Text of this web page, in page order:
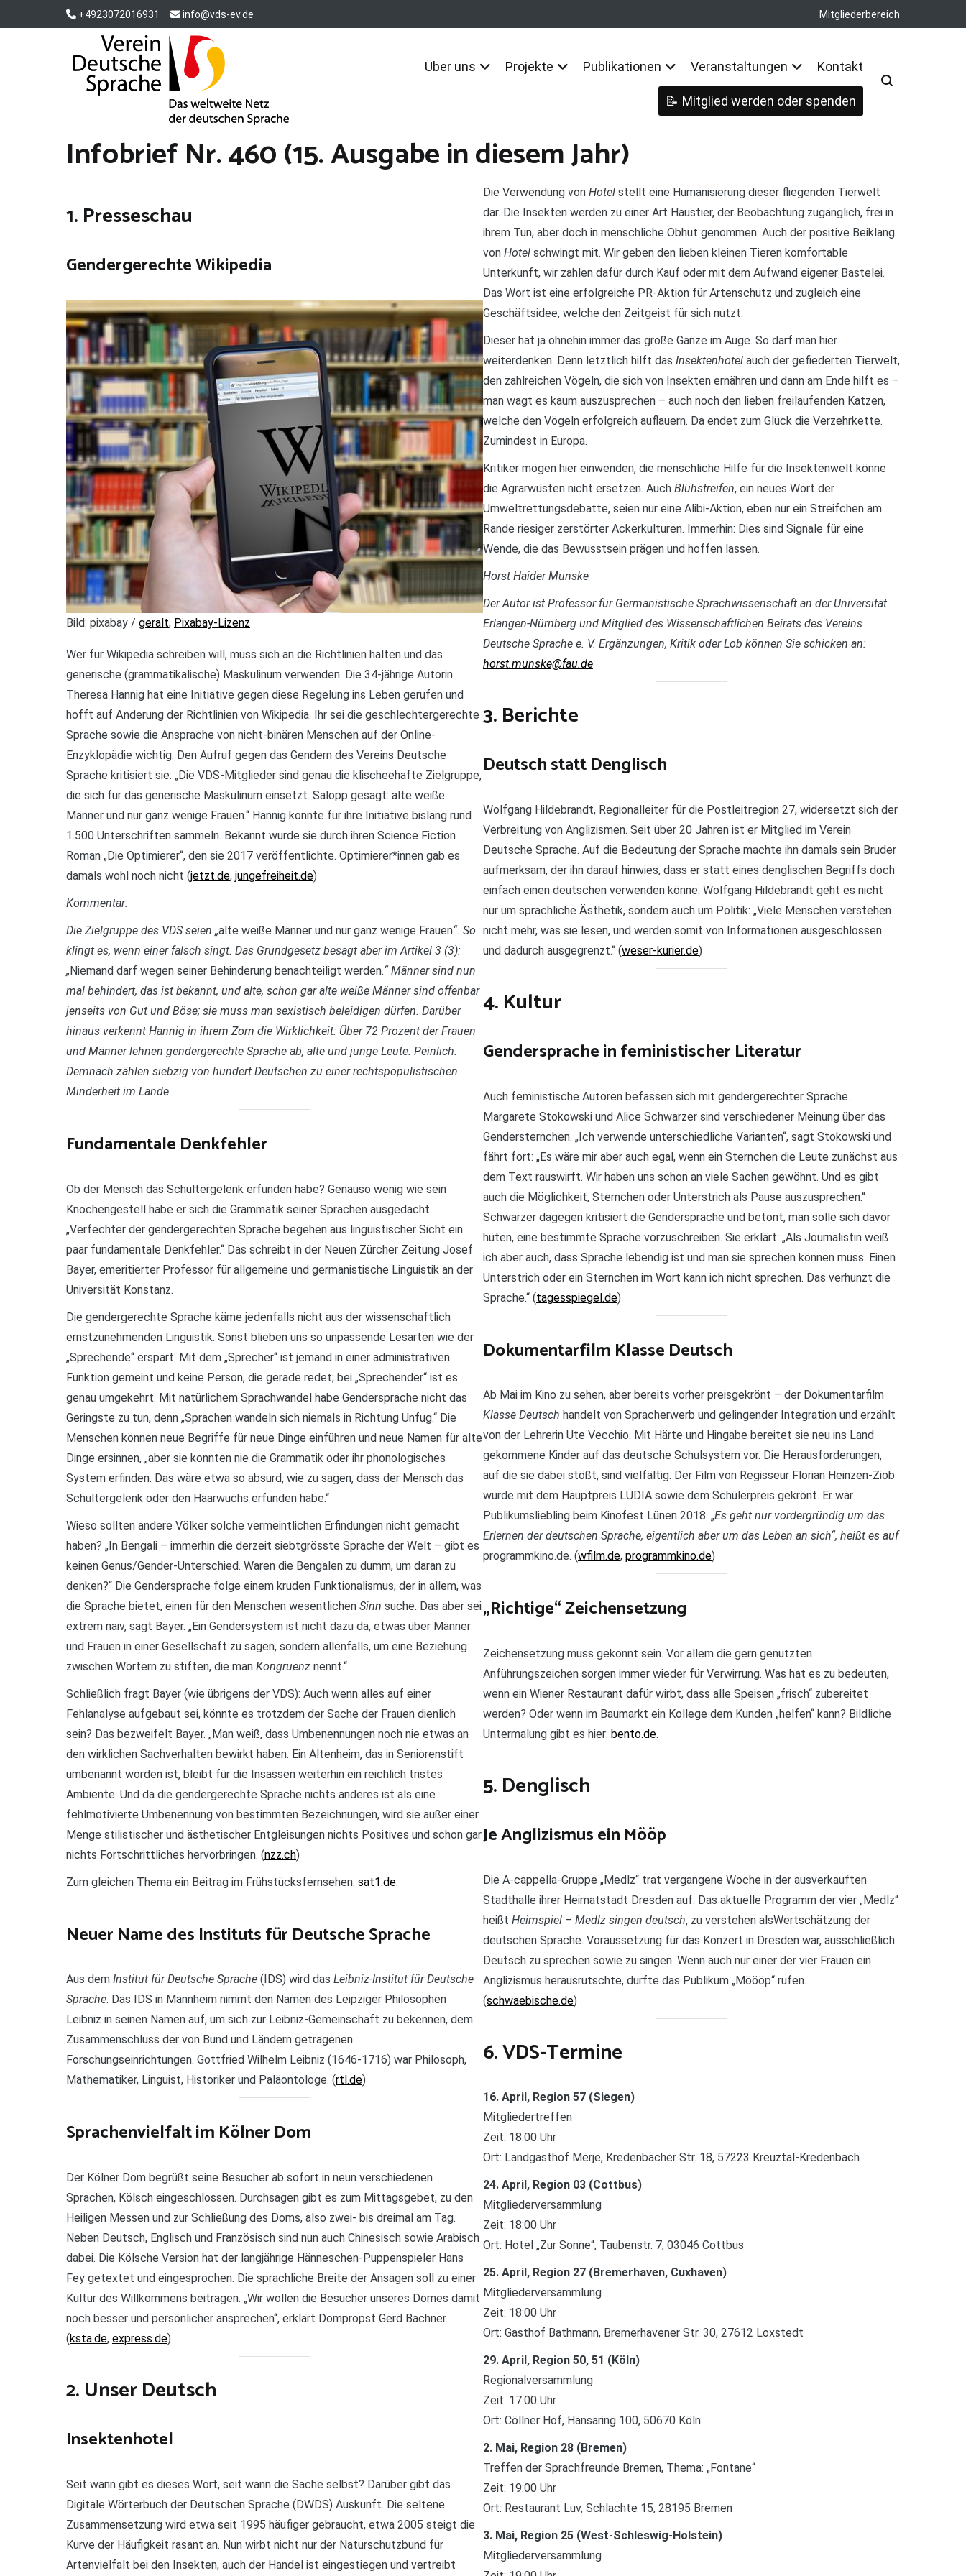
+4923072016931 info@vds-ev.de Mitgliederbereich
Verein Deutsche Sprache e. V.
Über uns Projekte Publikationen Veranstaltungen Kontakt
Mitglied werden oder spenden
Infobrief Nr. 460 (15. Ausgabe in diesem Jahr)
1. Presseschau
Gendergerechte Wikipedia
Bild: pixabay / geralt, Pixabay-Lizenz
Wer für Wikipedia schreiben will, muss sich an die Richtlinien halten und das
generische (grammatikalische) Maskulinum verwenden. Die 34-jährige Autorin
Theresa Hannig hat eine Initiative gegen diese Regelung ins Leben gerufen und
hofft auf Änderung der Richtlinien von Wikipedia. Ihr sei die geschlechtergerechte
Sprache sowie die Ansprache von nicht-binären Menschen auf der Online-
Enzyklopädie wichtig. Den Aufruf gegen das Gendern des Vereins Deutsche
Sprache kritisiert sie: „Die VDS-Mitglieder sind genau die klischeehafte Zielgruppe,
die sich für das generische Maskulinum einsetzt. Salopp gesagt: alte weiße
Männer und nur ganz wenige Frauen.“ Hannig konnte für ihre Initiative bislang rund
1.500 Unterschriften sammeln. Bekannt wurde sie durch ihren Science Fiction
Roman „Die Optimierer“, den sie 2017 veröffentlichte. Optimierer*innen gab es
damals wohl noch nicht (jetzt.de, jungefreiheit.de)
Kommentar:
Die Zielgruppe des VDS seien „alte weiße Männer und nur ganz wenige Frauen“. So
klingt es, wenn einer falsch singt. Das Grundgesetz besagt aber im Artikel 3 (3):
„Niemand darf wegen seiner Behinderung benachteiligt werden.“ Männer sind nun
mal behindert, das ist bekannt, und alte, schon gar alte weiße Männer sind offenbar
jenseits von Gut und Böse; sie muss man sexistisch beleidigen dürfen. Darüber
hinaus verkennt Hannig in ihrem Zorn die Wirklichkeit: Über 72 Prozent der Frauen
und Männer lehnen gendergerechte Sprache ab, alte und junge Leute. Peinlich.
Demnach zählen siebzig von hundert Deutschen zu einer rechtspopulistischen
Minderheit im Lande.
Fundamentale Denkfehler
Ob der Mensch das Schultergelenk erfunden habe? Genauso wenig wie sein
Knochengestell habe er sich die Grammatik seiner Sprachen ausgedacht.
„Verfechter der gendergerechten Sprache begehen aus linguistischer Sicht ein
paar fundamentale Denkfehler.“ Das schreibt in der Neuen Zürcher Zeitung Josef
Bayer, emeritierter Professor für allgemeine und germanistische Linguistik an der
Universität Konstanz.
Die gendergerechte Sprache käme jedenfalls nicht aus der wissenschaftlich
ernstzunehmenden Linguistik. Sonst blieben uns so unpassende Lesarten wie der
„Sprechende“ erspart. Mit dem „Sprecher“ ist jemand in einer administrativen
Funktion gemeint und keine Person, die gerade redet; bei „Sprechender“ ist es
genau umgekehrt. Mit natürlichem Sprachwandel habe Gendersprache nicht das
Geringste zu tun, denn „Sprachen wandeln sich niemals in Richtung Unfug.“ Die
Menschen können neue Begriffe für neue Dinge einführen und neue Namen für alte
Dinge ersinnen, „aber sie konnten nie die Grammatik oder ihr phonologisches
System erfinden. Das wäre etwa so absurd, wie zu sagen, dass der Mensch das
Schultergelenk oder den Haarwuchs erfunden habe.“
Wieso sollten andere Völker solche vermeintlichen Erfindungen nicht gemacht
haben? „In Bengali – immerhin die derzeit siebtgrösste Sprache der Welt – gibt es
keinen Genus/Gender-Unterschied. Waren die Bengalen zu dumm, um daran zu
denken?“ Die Gendersprache folge einem kruden Funktionalismus, der in allem, was
die Sprache bietet, einen für den Menschen wesentlichen Sinn suche. Das aber sei
extrem naiv, sagt Bayer. „Ein Gendersystem ist nicht dazu da, etwas über Männer
und Frauen in einer Gesellschaft zu sagen, sondern allenfalls, um eine Beziehung
zwischen Wörtern zu stiften, die man Kongruenz nennt.“
Schließlich fragt Bayer (wie übrigens der VDS): Auch wenn alles auf einer
Fehlanalyse aufgebaut sei, könnte es trotzdem der Sache der Frauen dienlich
sein? Das bezweifelt Bayer. „Man weiß, dass Umbenennungen noch nie etwas an
den wirklichen Sachverhalten bewirkt haben. Ein Altenheim, das in Seniorenstift
umbenannt worden ist, bleibt für die Insassen weiterhin ein reichlich tristes
Ambiente. Und da die gendergerechte Sprache nichts anderes ist als eine
fehlmotivierte Umbenennung von bestimmten Bezeichnungen, wird sie außer einer
Menge stilistischer und ästhetischer Entgleisungen nichts Positives und schon gar
nichts Fortschrittliches hervorbringen. (nzz.ch)
Zum gleichen Thema ein Beitrag im Frühstücksfernsehen: sat1.de.
Neuer Name des Instituts für Deutsche Sprache
Aus dem Institut für Deutsche Sprache (IDS) wird das Leibniz-Institut für Deutsche
Sprache. Das IDS in Mannheim nimmt den Namen des Leipziger Philosophen
Leibniz in seinen Namen auf, um sich zur Leibniz-Gemeinschaft zu bekennen, dem
Zusammenschluss der von Bund und Ländern getragenen
Forschungseinrichtungen. Gottfried Wilhelm Leibniz (1646-1716) war Philosoph,
Mathematiker, Linguist, Historiker und Paläontologe. (rtl.de)
Sprachenvielfalt im Kölner Dom
Der Kölner Dom begrüßt seine Besucher ab sofort in neun verschiedenen
Sprachen, Kölsch eingeschlossen. Durchsagen gibt es zum Mittagsgebet, zu den
Heiligen Messen und zur Schließung des Doms, also zwei- bis dreimal am Tag.
Neben Deutsch, Englisch und Französisch sind nun auch Chinesisch sowie Arabisch
dabei. Die Kölsche Version hat der langjährige Hänneschen-Puppenspieler Hans
Fey getextet und eingesprochen. Die sprachliche Breite der Ansagen soll zu einer
Kultur des Willkommens beitragen. „Wir wollen die Besucher unseres Domes damit
noch besser und persönlicher ansprechen“, erklärt Dompropst Gerd Bachner.
(ksta.de, express.de)
2. Unser Deutsch
Insektenhotel
Seit wann gibt es dieses Wort, seit wann die Sache selbst? Darüber gibt das
Digitale Wörterbuch der Deutschen Sprache (DWDS) Auskunft. Die seltene
Zusammensetzung wird etwa seit 1995 häufiger gebraucht, etwa 2005 steigt die
Kurve der Häufigkeit rasant an. Nun wirbt nicht nur der Naturschutzbund für
Artenvielfalt bei den Insekten, auch der Handel ist eingestiegen und vertreibt
Die Verwendung von Hotel stellt eine Humanisierung dieser fliegenden Tierwelt
dar. Die Insekten werden zu einer Art Haustier, der Beobachtung zugänglich, frei in
ihrem Tun, aber doch in menschliche Obhut genommen. Auch der positive Beiklang
von Hotel schwingt mit. Wir geben den lieben kleinen Tieren komfortable
Unterkunft, wir zahlen dafür durch Kauf oder mit dem Aufwand eigener Bastelei.
Das Wort ist eine erfolgreiche PR-Aktion für Artenschutz und zugleich eine
Geschäftsidee, welche den Zeitgeist für sich nutzt.
Dieser hat ja ohnehin immer das große Ganze im Auge. So darf man hier
weiterdenken. Denn letztlich hilft das Insektenhotel auch der gefiederten Tierwelt,
den zahlreichen Vögeln, die sich von Insekten ernähren und dann am Ende hilft es –
man wagt es kaum auszusprechen – auch noch den lieben freilaufenden Katzen,
welche den Vögeln erfolgreich auflauern. Da endet zum Glück die Verzehrkette.
Zumindest in Europa.
Kritiker mögen hier einwenden, die menschliche Hilfe für die Insektenwelt könne
die Agrarwüsten nicht ersetzen. Auch Blühstreifen, ein neues Wort der
Umweltrettungsdebatte, seien nur eine Alibi-Aktion, eben nur ein Streifchen am
Rande riesiger zerstörter Ackerkulturen. Immerhin: Dies sind Signale für eine
Wende, die das Bewusstsein prägen und hoffen lassen.
Horst Haider Munske
Der Autor ist Professor für Germanistische Sprachwissenschaft an der Universität
Erlangen-Nürnberg und Mitglied des Wissenschaftlichen Beirats des Vereins
Deutsche Sprache e. V. Ergänzungen, Kritik oder Lob können Sie schicken an:
horst.munske@fau.de
3. Berichte
Deutsch statt Denglisch
Wolfgang Hildebrandt, Regionalleiter für die Postleitregion 27, widersetzt sich der
Verbreitung von Anglizismen. Seit über 20 Jahren ist er Mitglied im Verein
Deutsche Sprache. Auf die Bedeutung der Sprache machte ihn damals sein Bruder
aufmerksam, der ihn darauf hinwies, dass er statt eines denglischen Begriffs doch
einfach einen deutschen verwenden könne. Wolfgang Hildebrandt geht es nicht
nur um sprachliche Ästhetik, sondern auch um Politik: „Viele Menschen verstehen
nicht mehr, was sie lesen, und werden somit von Informationen ausgeschlossen
und dadurch ausgegrenzt.“ (weser-kurier.de)
4. Kultur
Gendersprache in feministischer Literatur
Auch feministische Autoren befassen sich mit gendergerechter Sprache.
Margarete Stokowski und Alice Schwarzer sind verschiedener Meinung über das
Gendersternchen. „Ich verwende unterschiedliche Varianten“, sagt Stokowski und
fährt fort: „Es wäre mir aber auch egal, wenn ein Sternchen die Leute zunächst aus
dem Text rauswirft. Wir haben uns schon an viele Sachen gewöhnt. Und es gibt
auch die Möglichkeit, Sternchen oder Unterstrich als Pause auszusprechen.“
Schwarzer dagegen kritisiert die Gendersprache und betont, man solle sich davor
hüten, eine bestimmte Sprache vorzuschreiben. Sie erklärt: „Als Journalistin weiß
ich aber auch, dass Sprache lebendig ist und man sie sprechen können muss. Einen
Unterstrich oder ein Sternchen im Wort kann ich nicht sprechen. Das verhunzt die
Sprache.“ (tagesspiegel.de)
Dokumentarfilm Klasse Deutsch
Ab Mai im Kino zu sehen, aber bereits vorher preisgekrönt – der Dokumentarfilm
Klasse Deutsch handelt von Spracherwerb und gelingender Integration und erzählt
von der Lehrerin Ute Vecchio. Mit Härte und Hingabe bereitet sie neu ins Land
gekommene Kinder auf das deutsche Schulsystem vor. Die Herausforderungen,
auf die sie dabei stößt, sind vielfältig. Der Film von Regisseur Florian Heinzen-Ziob
wurde mit dem Hauptpreis LÜDIA sowie dem Schülerpreis gekrönt. Er war
Publikumsliebling beim Kinofest Lünen 2018. „Es geht nur vordergründig um das
Erlernen der deutschen Sprache, eigentlich aber um das Leben an sich“, heißt es auf
programmkino.de. (wfilm.de, programmkino.de)
„Richtige“ Zeichensetzung
Zeichensetzung muss gekonnt sein. Vor allem die gern genutzten
Anführungszeichen sorgen immer wieder für Verwirrung. Was hat es zu bedeuten,
wenn ein Wiener Restaurant dafür wirbt, dass alle Speisen „frisch“ zubereitet
werden? Oder wenn im Baumarkt ein Kollege dem Kunden „helfen“ kann? Bildliche
Untermalung gibt es hier: bento.de.
5. Denglisch
Je Anglizismus ein Mööp
Die A-cappella-Gruppe „Medlz“ trat vergangene Woche in der ausverkauften
Stadthalle ihrer Heimatstadt Dresden auf. Das aktuelle Programm der vier „Medlz“
heißt Heimspiel – Medlz singen deutsch, zu verstehen alsWertschätzung der
deutschen Sprache. Voraussetzung für das Konzert in Dresden war, ausschließlich
Deutsch zu sprechen sowie zu singen. Wenn auch nur einer der vier Frauen ein
Anglizismus herausrutschte, durfte das Publikum „Möööp“ rufen.
(schwaebische.de)
6. VDS-Termine
16. April, Region 57 (Siegen)
Mitgliedertreffen
Zeit: 18:00 Uhr
Ort: Landgasthof Merje, Kredenbacher Str. 18, 57223 Kreuztal-Kredenbach
24. April, Region 03 (Cottbus)
Mitgliederversammlung
Zeit: 18:00 Uhr
Ort: Hotel „Zur Sonne“, Taubenstr. 7, 03046 Cottbus
25. April, Region 27 (Bremerhaven, Cuxhaven)
Mitgliederversammlung
Zeit: 18:00 Uhr
Ort: Gasthof Bathmann, Bremerhavener Str. 30, 27612 Loxstedt
29. April, Region 50, 51 (Köln)
Regionalversammlung
Zeit: 17:00 Uhr
Ort: Cöllner Hof, Hansaring 100, 50670 Köln
2. Mai, Region 28 (Bremen)
Treffen der Sprachfreunde Bremen, Thema: „Fontane“
Zeit: 19:00 Uhr
Ort: Restaurant Luv, Schlachte 15, 28195 Bremen
3. Mai, Region 25 (West-Schleswig-Holstein)
Mitgliederversammlung